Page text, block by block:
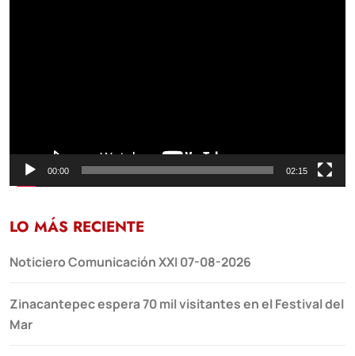
00:00 02:15
LO MÁS RECIENTE
Noticiero Comunicación XXI 07-08-2026
Zinacantepec espera 70 mil visitantes en el Festival del
Mar